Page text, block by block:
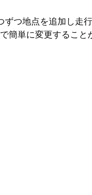
ずつ地点を追加し走
簡単に変更すること